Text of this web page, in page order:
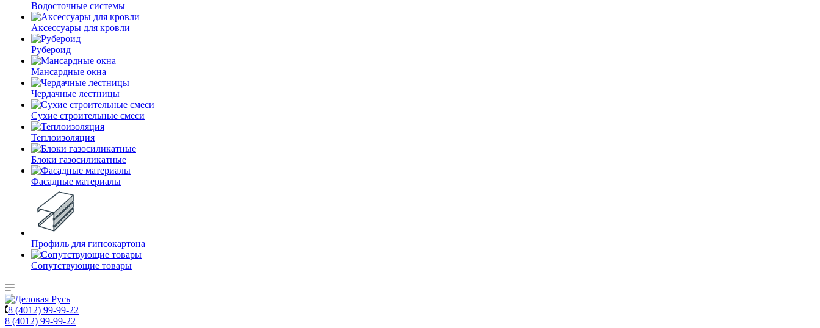
Водосточные системы
Аксессуары для кровли
Рубероид
Мансардные окна
Чердачные лестницы
Сухие строительные смеси
Теплоизоляция
Блоки газосиликатные
Фасадные материалы
Профиль для гипсокартона
Сопутствующие товары
8 (4012) 99-99-22
8 (4012) 99-99-22